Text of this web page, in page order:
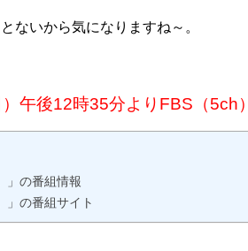
ないから気になりますね～。
午後12時35分よりFBS（5ch）
」の番組情報
」の番組サイト